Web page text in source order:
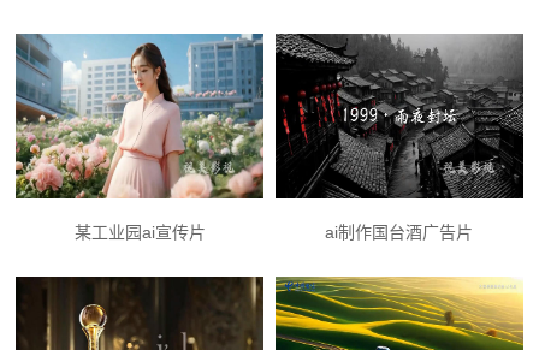
某工业园ai宣传片 ai制作国台酒广告片